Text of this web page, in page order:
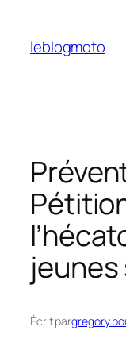
contenu
leblogmoto
jeunes
Écrit pargregory